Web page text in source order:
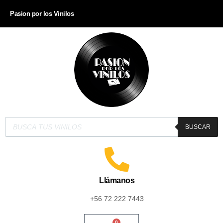
Pasion por los Vinilos
BUSCAR
Llámanos
+56 72 222 7443